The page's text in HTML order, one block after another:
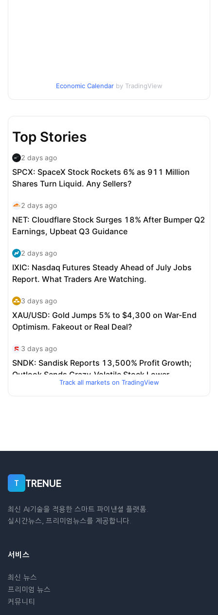
Economic Calendar by TradingView
Track all markets on TradingView
T TRENUE
최신 AI기술을 적용한 스마트 파이낸셜 플랫폼.
실시간뉴스, 프리미엄뉴스를 제공합니다.
서비스
최신 뉴스
프리미엄 뉴스
커뮤니티